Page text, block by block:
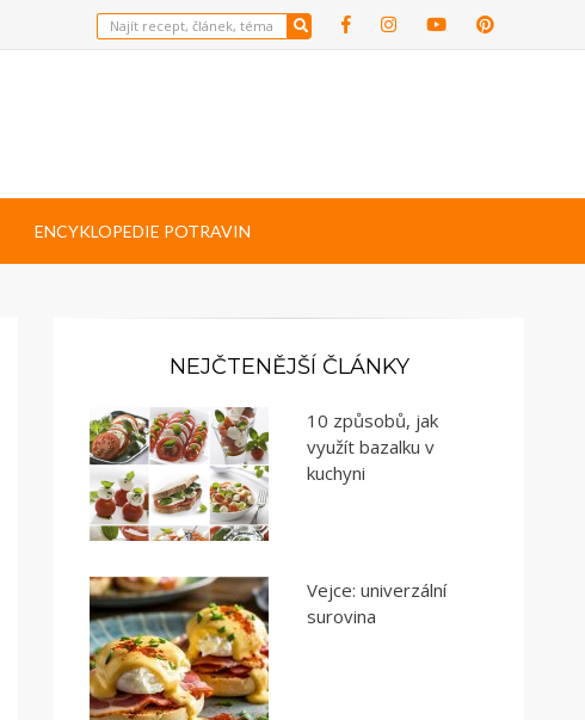
ENCYKLOPEDIE POTRAVIN
NEJČTENĚJŠÍ ČLÁNKY
10 způsobů, jak
využít bazalku v
kuchyni
Vejce: univerzální
surovina